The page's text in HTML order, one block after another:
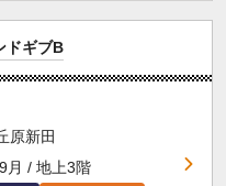
ドギブB
原新田
月 / 地上3階